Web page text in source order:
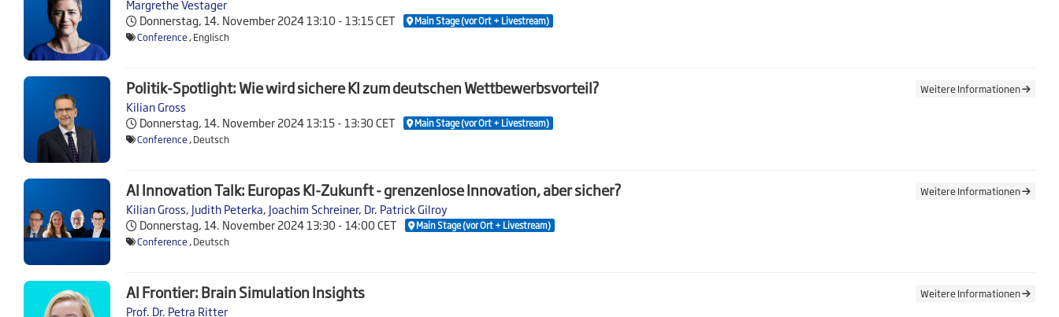
Margrethe Vestager
Donnerstag, 14. November 202413:10 - 13:15 CET Main Stage (vor Ort + Livestream)
Conference, Englisch
Politik-Spotlight: Wie wird sichere KI zum deutschen Wettbewerbsvorteil?
Kilian Gross
Donnerstag, 14. November 202413:15 - 13:30 CET Main Stage (vor Ort + Livestream)
Conference, Deutsch
Weitere Informationen
AI Innovation Talk: Europas KI-Zukunft - grenzenlose Innovation, aber sicher?
Kilian Gross, Judith Peterka, Joachim Schreiner, Dr. Patrick Gilroy
Donnerstag, 14. November 202413:30 - 14:00 CET Main Stage (vor Ort + Livestream)
Conference, Deutsch
Weitere Informationen
AI Frontier: Brain Simulation Insights
Prof. Dr. Petra Ritter
Weitere Informationen